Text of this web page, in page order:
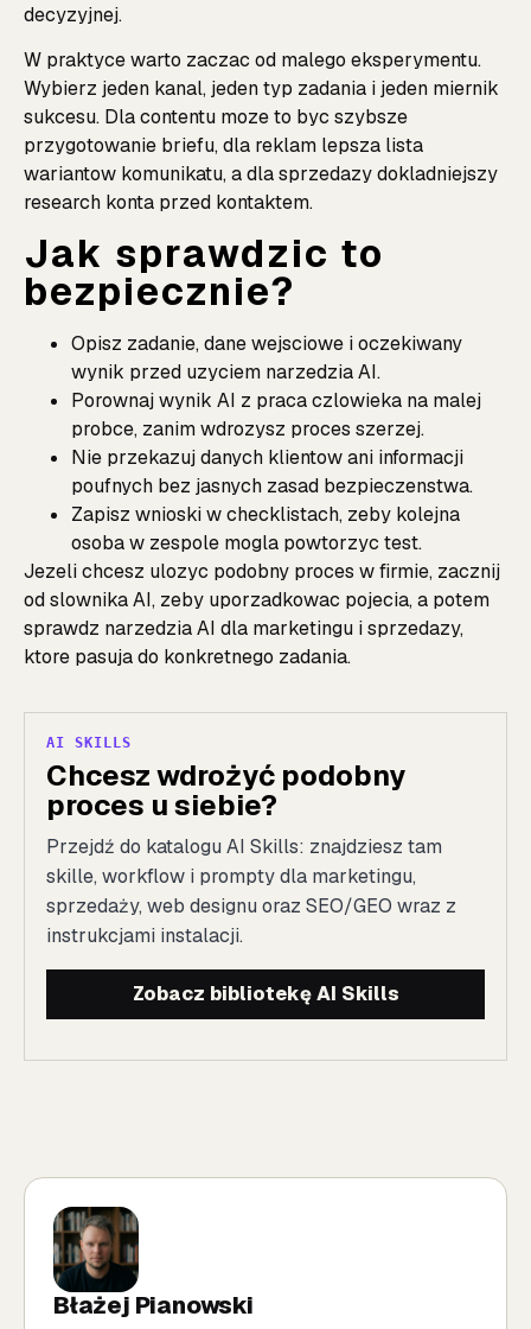
decyzyjnej.
W praktyce warto zaczac od malego eksperymentu.
Wybierz jeden kanal, jeden typ zadania i jeden miernik
sukcesu. Dla contentu moze to byc szybsze
przygotowanie briefu, dla reklam lepsza lista
wariantow komunikatu, a dla sprzedazy dokladniejszy
research konta przed kontaktem.
Jak sprawdzic to
bezpiecznie?
Opisz zadanie, dane wejsciowe i oczekiwany
wynik przed uzyciem narzedzia AI.
Porownaj wynik AI z praca czlowieka na malej
probce, zanim wdrozysz proces szerzej.
Nie przekazuj danych klientow ani informacji
poufnych bez jasnych zasad bezpieczenstwa.
Zapisz wnioski w checklistach, zeby kolejna
osoba w zespole mogla powtorzyc test.
Jezeli chcesz ulozyc podobny proces w firmie, zacznij
odslownika AI, zeby uporzadkowac pojecia, a potem
sprawdz narzedzia AI dla marketingu i sprzedazy,
ktore pasuja do konkretnego zadania.
AI SKILLS
Chcesz wdrożyć podobny
proces u siebie?
Przejdź do katalogu AI Skills: znajdziesz tam
skille, workflow i prompty dla marketingu,
sprzedaży, web designu oraz SEO/GEO wraz z
instrukcjami instalacji.
Zobacz bibliotekę AI Skills
Błażej Pianowski